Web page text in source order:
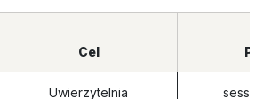
Cel
Uwierzytelnia